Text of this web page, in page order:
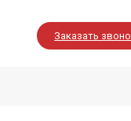
Заказать